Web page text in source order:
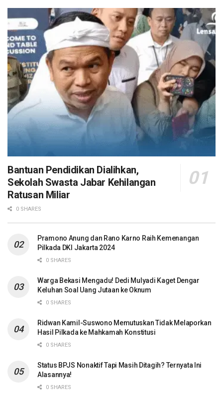
Bantuan Pendidikan Dialihkan,
Sekolah Swasta Jabar Kehilangan
Ratusan Miliar
0 SHARES
Pramono Anung dan Rano Karno Raih Kemenangan
Pilkada DKI Jakarta 2024
0 SHARES
Warga Bekasi Mengadu! Dedi Mulyadi Kaget Dengar
Keluhan Soal Uang Jutaan ke Oknum
0 SHARES
Ridwan Kamil-Suswono Memutuskan Tidak Melaporkan
Hasil Pilkada ke Mahkamah Konstitusi
0 SHARES
Status BPJS Nonaktif Tapi Masih Ditagih? Ternyata Ini
Alasannya!
0 SHARES